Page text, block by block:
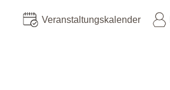
Veranstaltungskalender